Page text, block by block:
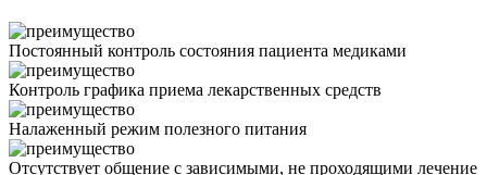
Постоянный контроль состояния пациента медиками
Контроль графика приема лекарственных средств
Налаженный режим полезного питания
Отсутствует общение с зависимыми, не проходящими лечение